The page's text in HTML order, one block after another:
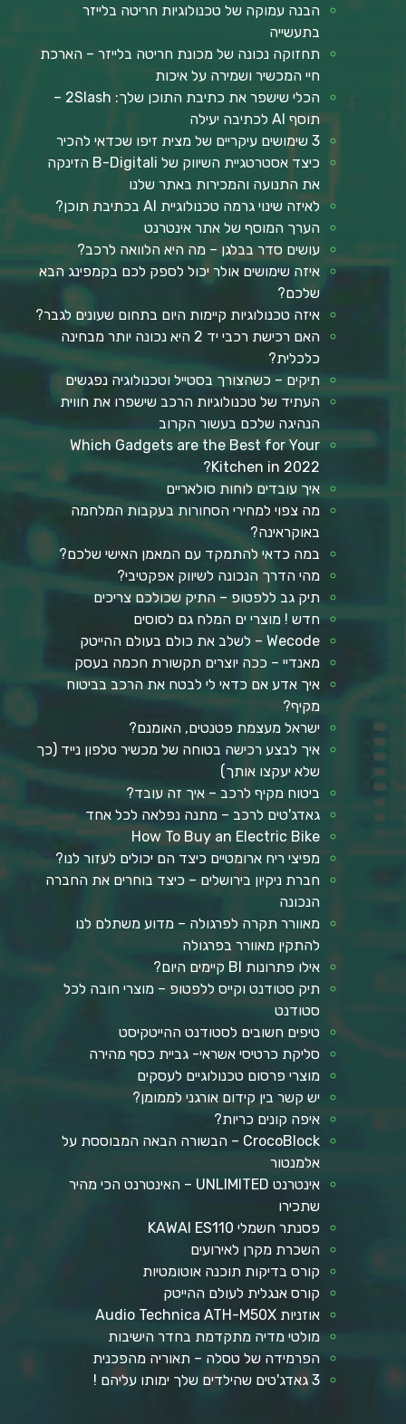
הבנה עמוקה של טכנולוגיות חריטה בלייזר
בתעשייה
תחזוקה נכונה של מכונת חריטה בלייזר – הארכת
חיי המכשיר ושמירה על איכות
הכלי שישפר את כתיבת התוכן שלך: 2Slash –
תוסף AI לכתיבה יעילה
3 שימושים עיקריים של מצית זיפו שכדאי להכיר
כיצד אסטרטגיית השיווק של B-Digitali הזינקה
את התנועה והמכירות באתר שלנו
לאיזה שינוי גרמה טכנולוגיית AI בכתיבת תוכן?
הערך המוסף של אתר אינטרנט
עושים סדר בבלגן – מה היא הלוואה לרכב?
איזה שימושים אולר יכול לספק לכם בקמפינג הבא
שלכם?
איזה טכנולוגיות קיימות היום בתחום שעונים לגבר?
האם רכישת רכבי יד 2 היא נכונה יותר מבחינה
כלכלית?
תיקים – כשהצורך בסטייל וטכנולוגיה נפגשים
העתיד של טכנולוגיות הרכב שישפרו את חווית
הנהיגה שלכם בעשור הקרוב
Which Gadgets are the Best for Your
Kitchen in 2022?
איך עובדים לוחות סולאריים
מה צפוי למחירי הסחורות בעקבות המלחמה
באוקראינה?
במה כדאי להתמקד עם המאמן האישי שלכם?
מהי הדרך הנכונה לשיווק אפקטיבי?
תיק גב ללפטופ – התיק שכולכם צריכים
חדש ! מוצרי ים המלח גם לסוסים
Wecode – לשלב את כולם בעולם ההייטק
מאנדיי – ככה יוצרים תקשורת חכמה בעסק
איך אדע אם כדאי לי לבטח את הרכב בביטוח
מקיף?
ישראל מעצמת פטנטים, האומנם?
איך לבצע רכישה בטוחה של מכשיר טלפון נייד (כך
שלא יעקצו אותך)
ביטוח מקיף לרכב – איך זה עובד?
גאדג'טים לרכב – מתנה נפלאה לכל אחד
How To Buy an Electric Bike
מפיצי ריח ארומטיים כיצד הם יכולים לעזור לנו?
חברת ניקיון בירושלים – כיצד בוחרים את החברה
הנכונה
מאוורר תקרה לפרגולה – מדוע משתלם לנו
להתקין מאוורר בפרגולה
אילו פתרונות BI קיימים היום?
תיק סטודנט וקייס ללפטופ – מוצרי חובה לכל
סטודנט
טיפים חשובים לסטודנט ההייטקיסט
סליקת כרטיסי אשראי- גביית כסף מהירה
מוצרי פרסום טכנולוגיים לעסקים
יש קשר בין קידום אורגני לממומן?
איפה קונים כריות?
CrocoBlock – הבשורה הבאה המבוססת על
אלמנטור
אינטרנט UNLIMITED – האינטרנט הכי מהיר
שתכירו
פסנתר חשמלי KAWAI ES110
השכרת מקרן לאירועים
קורס בדיקות תוכנה אוטומטיות
קורס אנגלית לעולם ההייטק
אוזניות Audio Technica ATH-M50X
מולטי מדיה מתקדמת בחדר הישיבות
הפרמידה של טסלה – תאוריה מהפכנית
3 גאדג'טים שהילדים שלך ימותו עליהם !